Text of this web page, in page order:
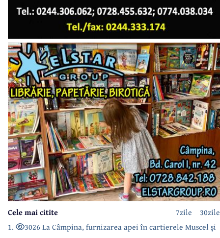
30zile
7zile
Cele mai citite
1.
3026 La Câmpina, furnizarea apei în cartierele Muscel și